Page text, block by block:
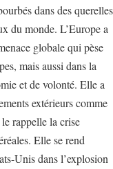
dans des querelles
du monde. L’Europe a
globale qui pèse
mais aussi dans la
et de volonté. Elle a
extérieurs comme
rappelle la crise
Elle se rend
Unis dans l’explosion